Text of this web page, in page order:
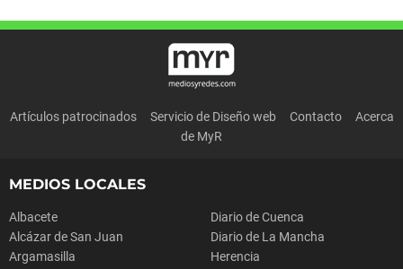
Artículos patrocinados Servicio de Diseño web Contacto
Acerca
de MyR
MEDIOS LOCALES
Albacete
Alcázar de San Juan
Argamasilla
Diario de Cuenca
Diario de La Mancha
Herencia